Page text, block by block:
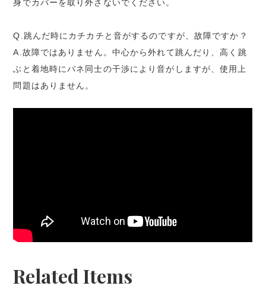
身でカバーを取り外さないでください。
Q.跳んだ時にカチカチと音がするのですが、故障ですか？
A.故障ではありません。中心から外れて跳んだり、高く跳
ぶと着地時にバネ同士の干渉により音がしますが、使用上
問題はありません。
Related Items